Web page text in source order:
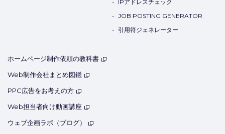
IPアドレスチェック
JOB POSTING GENERATOR
引用符ジェネレーター
ホームページ制作依頼の教科書
Web制作会社まとめ図鑑
PPC広告をお考えの方
Web担当者向け動画講座
ウェブ企画ラボ（ブログ）